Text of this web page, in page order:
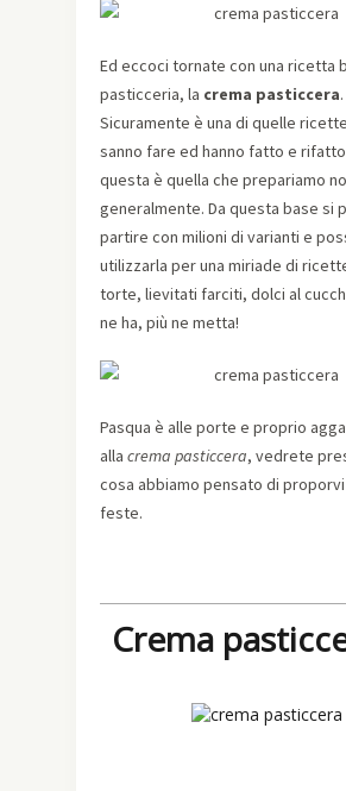
Ed eccoci tornate con una ricetta
pasticceria, la crema pasticcera.
Sicuramente è una di quelle
sanno fare ed hanno fatto e
questa è quella che prepariamo
generalmente. Da questa base si
partire con milioni di varianti e
utilizzarla per una miriade di
torte, lievitati farciti, dolci al
ne ha, più ne metta!
Pasqua è alle porte e proprio
alla crema pasticcera, vedrete
cosa abbiamo pensato di
feste.
Crema